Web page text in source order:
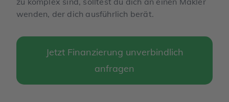
wenden, der dich ausführlich berät.
Jetzt Finanzierung unverbindlich
anfragen